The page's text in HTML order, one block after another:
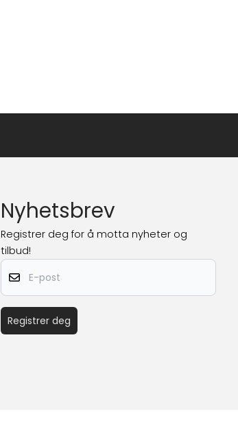
Nyhetsbrev
Registrer deg for å motta nyheter og
tilbud!
E-post
Registrer deg